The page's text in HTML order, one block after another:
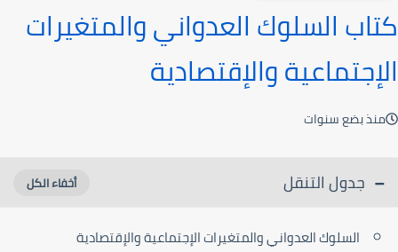
كتاب السلوك العدواني والمتغيرات
الإجتماعية والإقتصادية
منذ بضع سنوات
جدول التنقل
السلوك العدواني والمتغيرات الإجتماعية والإقتصادية